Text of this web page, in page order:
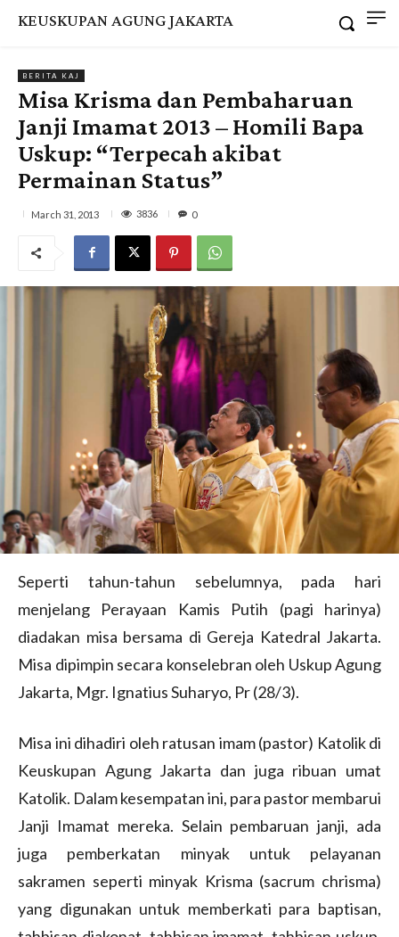
KEUSKUPAN AGUNG JAKARTA
BERITA KAJ
Misa Krisma dan Pembaharuan
Janji Imamat 2013 – Homili Bapa
Uskup: “Terpecah akibat
Permainan Status”
March 31, 2013 3836 0
Seperti tahun-tahun sebelumnya, pada hari
menjelang Perayaan Kamis Putih (pagi harinya)
diadakan misa bersama di Gereja Katedral Jakarta.
Misa dipimpin secara konselebran oleh Uskup Agung
Jakarta, Mgr. Ignatius Suharyo, Pr (28/3).
Misa ini dihadiri oleh ratusan imam (pastor) Katolik di
Keuskupan Agung Jakarta dan juga ribuan umat
Katolik. Dalam kesempatan ini, para pastor membarui
Janji Imamat mereka. Selain pembaruan janji, ada
juga pemberkatan minyak untuk pelayanan
sakramen seperti minyak Krisma (sacrum chrisma)
yang digunakan untuk memberkati para baptisan,